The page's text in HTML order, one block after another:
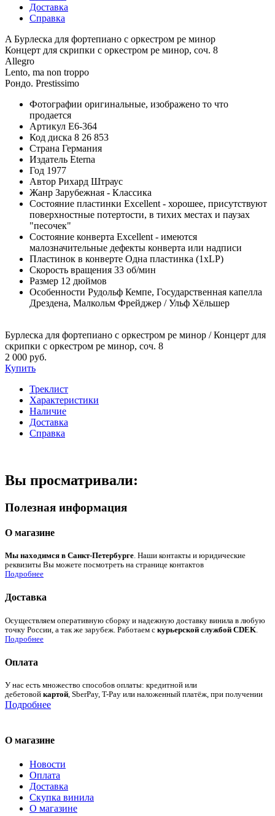
Доставка
Справка
A Бурлеска для фортепиано с оркестром ре минор
Концерт для скрипки с оркестром ре минор, соч. 8
Allegro
Lento, ma non troppo
Рондо. Prestissimo
Фотографии оригинальные, изображено то что
продается
Артикул E6-364
Код диска 8 26 853
Страна Германия
Издатель Eterna
Год 1977
Автор Рихард Штраус
Жанр Зарубежная - Классика
Состояние пластинки Excellent - хорошее, присутствуют
поверхностные потертости, в тихих местах и паузах
"песочек"
Состояние конверта Excellent - имеются
малозначительные дефекты конверта или надписи
Пластинок в конверте Одна пластинка (1xLP)
Скорость вращения 33 об/мин
Размер 12 дюймов
Особенности Рудольф Кемпе, Государственная капелла
Дрездена, Малкольм Фрейджер / Ульф Хёльшер
Бурлеска для фортепиано с оркестром ре минор / Концерт для
скрипки с оркестром ре минор, соч. 8
2 000 руб.
Купить
Треклист
Характеристики
Наличие
Доставка
Справка
Вы просматривали:
Полезная информация
О магазине
Мы находимся в Санкт-Петербурге. Наши контакты и юридические
реквизиты Вы можете посмотреть на странице контактов
Подробнее
Доставка
Осуществляем оперативную сборку и надежную доставку винила в любую
точку России, а так же зарубеж. Работаем с курьерской службой CDEK
Подробнее
Оплата
У нас есть множество способов оплаты: кредитной или
дебетовой картой, SberPay, T-Pay или наложенный платёж, при получении
Подробнее
О магазине
Новости
Оплата
Доставка
Скупка винила
О магазине